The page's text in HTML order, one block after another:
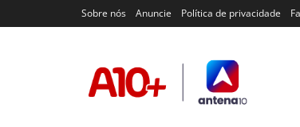
Sobre nós Anuncie Política de privacidade